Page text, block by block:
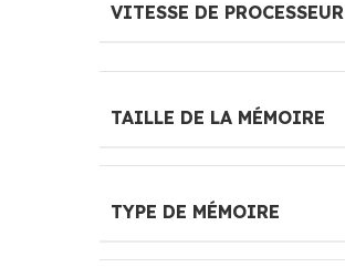
VITESSE DE PROCESSEUR
TAILLE DE LA MÉMOIRE
TYPE DE MÉMOIRE